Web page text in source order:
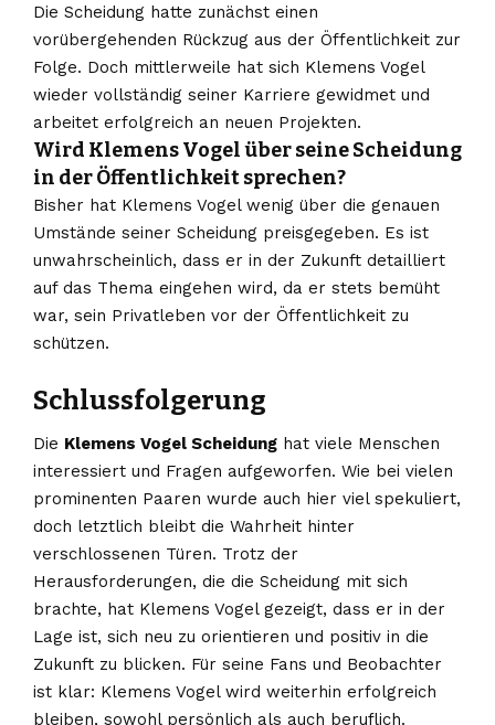
Die Scheidung hatte zunächst einen
vorübergehenden Rückzug aus der Öffentlichkeit zur
Folge. Doch mittlerweile hat sich Klemens Vogel
wieder vollständig seiner Karriere gewidmet und
arbeitet erfolgreich an neuen Projekten.
Wird Klemens Vogel über seine Scheidung
in der Öffentlichkeit sprechen?
Bisher hat Klemens Vogel wenig über die genauen
Umstände seiner Scheidung preisgegeben. Es ist
unwahrscheinlich, dass er in der Zukunft detailliert
auf das Thema eingehen wird, da er stets bemüht
war, sein Privatleben vor der Öffentlichkeit zu
schützen.
Schlussfolgerung
Die Klemens Vogel Scheidung hat viele Menschen
interessiert und Fragen aufgeworfen. Wie bei vielen
prominenten Paaren wurde auch hier viel spekuliert,
doch letztlich bleibt die Wahrheit hinter
verschlossenen Türen. Trotz der
Herausforderungen, die die Scheidung mit sich
brachte, hat Klemens Vogel gezeigt, dass er in der
Lage ist, sich neu zu orientieren und positiv in die
Zukunft zu blicken. Für seine Fans und Beobachter
ist klar: Klemens Vogel wird weiterhin erfolgreich
bleiben, sowohl persönlich als auch beruflich.